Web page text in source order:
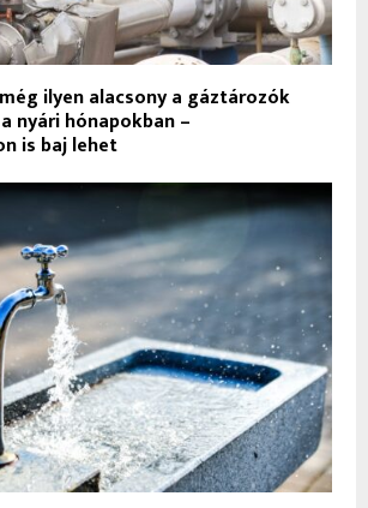
ilyen alacsony a gáztározók
hónapokban –
is baj lehet